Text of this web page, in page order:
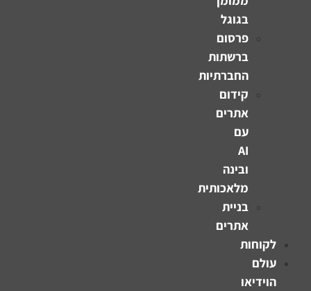
בגוגל
פרסום
ברשתות
החברתיות
קידום
אתרים
עם
AI
ובינה
מלאכותית
בניית
אתרים
לקוחות
עולם
הוידיאו